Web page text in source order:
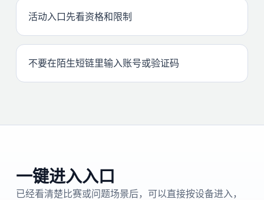
活动入口先看资格和限制
不要在陌生短链里输入账号或验证码
一键进入入口
已经看清楚比赛或问题场景后，可以直接按设备进入，